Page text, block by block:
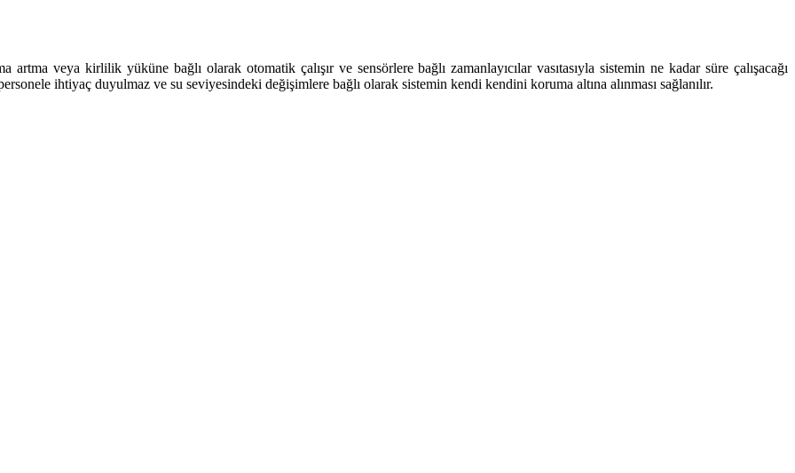
veya kirlilik yüküne bağlı olarak otomatik çalışır ve sensörlere bağlı zamanlayıcılar vasıtasıyla sistemin ne kadar süre çalışacağı
ihtiyaç duyulmaz ve su seviyesindeki değişimlere bağlı olarak sistemin kendi kendini koruma altına alınması sağlanılır.